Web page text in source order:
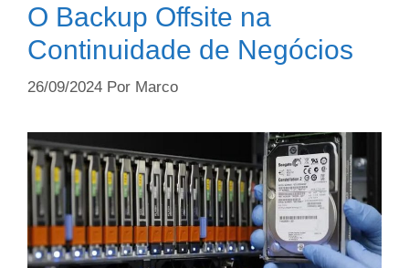
O Backup Offsite na
Continuidade de Negócios
26/09/2024 Por Marco